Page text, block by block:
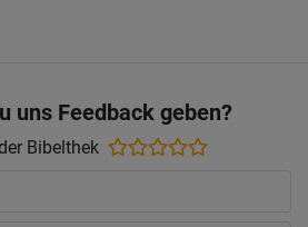
uns Feedback geben?
Bibelthek